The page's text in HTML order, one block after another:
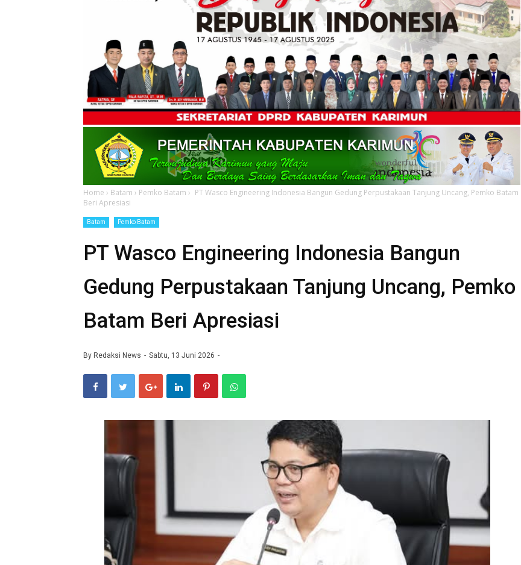
Home › Batam › Pemko Batam › PT Wasco Engineering Indonesia Bangun Gedung Perpustakaan Tanjung Uncang, Pemko Batam
Beri Apresiasi
Batam Pemko Batam
PT Wasco Engineering Indonesia Bangun
Gedung Perpustakaan Tanjung Uncang, Pemko
Batam Beri Apresiasi
By Redaksi News Sabtu, 13 Juni 2026